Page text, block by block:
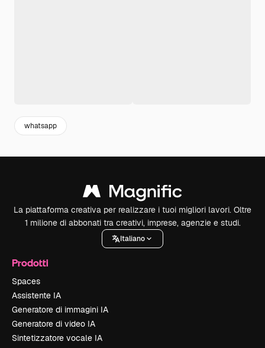
whatsapp
La piattaforma creativa per realizzare i tuoi migliori lavori. Oltre
1 milione di abbonati tra creativi, imprese, agenzie e studi.
Italiano
Prodotti
Spaces
Assistente IA
Generatore di immagini IA
Generatore di video IA
Sintetizzatore vocale IA